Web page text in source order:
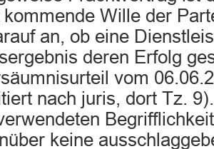
Wille der
an, ob eine
deren Erfolg
vom
nach juris, dort Tz.
keine